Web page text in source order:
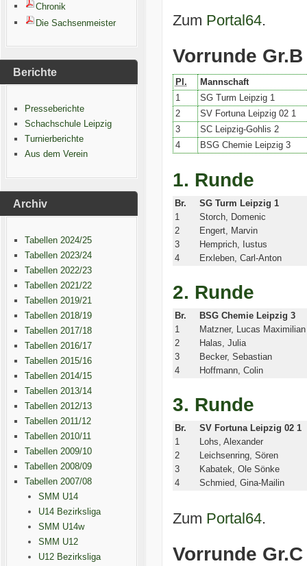
Chronik
Die Sachsenmeister
Berichte
Presseberichte
Schachschule Leipzig
Turnierberichte
Aus dem Verein
Archiv
Tabellen 2024/25
Tabellen 2023/24
Tabellen 2022/23
Tabellen 2021/22
Tabellen 2019/21
Tabellen 2018/19
Tabellen 2017/18
Tabellen 2016/17
Tabellen 2015/16
Tabellen 2014/15
Tabellen 2013/14
Tabellen 2012/13
Tabellen 2011/12
Tabellen 2010/11
Tabellen 2009/10
Tabellen 2008/09
Tabellen 2007/08
SMM U14
U14 Bezirksliga
SMM U14w
SMM U12
U12 Bezirksliga
Zum Portal64.
Vorrunde Gr.B
Pl.
Mannschaft
1
SG Turm Leipzig 1
2
SV Fortuna Leipzig 02 1
3
SC Leipzig-Gohlis 2
4
BSG Chemie Leipzig 3
1. Runde
Br.
SG Turm Leipzig 1
1
Storch, Domenic
2
Engert, Marvin
3
Hemprich, Iustus
4
Erxleben, Carl-Anton
2. Runde
Br.
BSG Chemie Leipzig 3
1
Matzner, Lucas Maximilian
2
Halas, Julia
3
Becker, Sebastian
4
Hoffmann, Colin
3. Runde
Br.
SV Fortuna Leipzig 02 1
1
Lohs, Alexander
2
Leichsenring, Sören
3
Kabatek, Ole Sönke
4
Schmied, Gina-Mailin
Zum Portal64.
Vorrunde Gr.C